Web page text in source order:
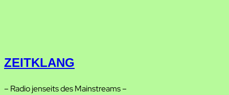
ZEITKLANG
– Radio jenseits des Mainstreams –